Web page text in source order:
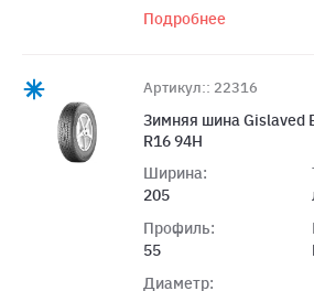
Подробнее
Артикул:: 22316
Зимняя шина Gislaved
R16 94H
Ширина:
205
Профиль:
55
Диаметр: